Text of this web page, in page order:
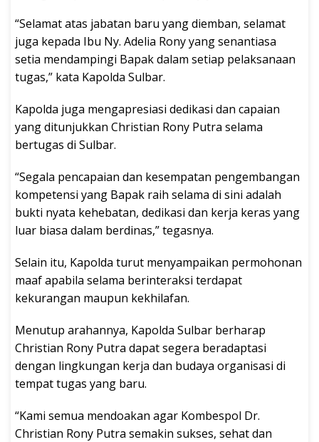
“Selamat atas jabatan baru yang diemban, selamat
juga kepada Ibu Ny. Adelia Rony yang senantiasa
setia mendampingi Bapak dalam setiap pelaksanaan
tugas,” kata Kapolda Sulbar.
Kapolda juga mengapresiasi dedikasi dan capaian
yang ditunjukkan Christian Rony Putra selama
bertugas di Sulbar.
“Segala pencapaian dan kesempatan pengembangan
kompetensi yang Bapak raih selama di sini adalah
bukti nyata kehebatan, dedikasi dan kerja keras yang
luar biasa dalam berdinas,” tegasnya.
Selain itu, Kapolda turut menyampaikan permohonan
maaf apabila selama berinteraksi terdapat
kekurangan maupun kekhilafan.
Menutup arahannya, Kapolda Sulbar berharap
Christian Rony Putra dapat segera beradaptasi
dengan lingkungan kerja dan budaya organisasi di
tempat tugas yang baru.
“Kami semua mendoakan agar Kombespol Dr.
Christian Rony Putra semakin sukses, sehat dan